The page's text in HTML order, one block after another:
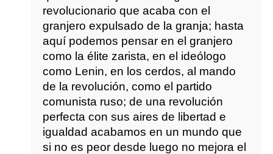
revolucionario que acaba con el
granjero expulsado de la granja; hasta
aquí podemos pensar en el granjero
como la élite zarista, en el ideólogo
como Lenin, en los cerdos, al mando
de la revolución, como el partido
comunista ruso; de una revolución
perfecta con sus aires de libertad e
igualdad acabamos en un mundo que
si no es peor desde luego no mejora el